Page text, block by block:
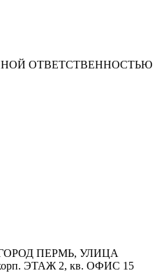
ОТВЕТСТВЕННОСТЬЮ
ПЕРМЬ, УЛИЦА
ЭТАЖ 2, кв. ОФИС 15